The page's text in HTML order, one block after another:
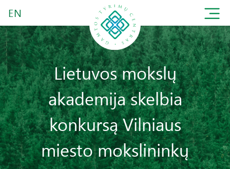
EN
Lietuvos mokslų
akademija skelbia
konkursą Vilniaus
miesto mokslininkų